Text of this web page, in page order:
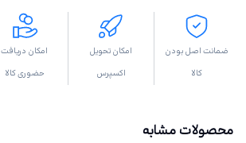
ضمانت اصل بودن
کالا
امکان تحویل
اکسپرس
امکان دریافت
حضوری کالا
محصولات مشابه